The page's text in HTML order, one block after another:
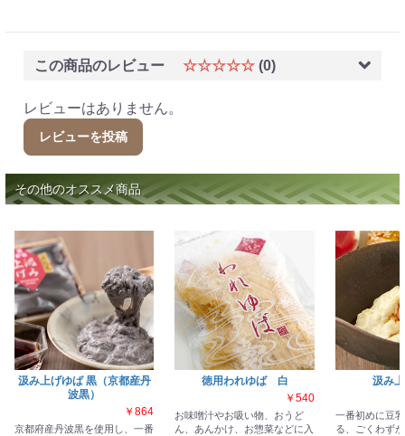
この商品のレビュー ☆☆☆☆☆ (0)
レビューはありません。
レビューを投稿
その他のオススメ商品
汲み上げゆば 黒（京都産丹
波黒）
￥864
京都府産丹波黒を使用し、一番
徳用われゆば 白
￥540
お味噌汁やお吸い物、おうど
ん、あんかけ、お惣菜などに入
汲み
一番初めに豆
る、ごくわず